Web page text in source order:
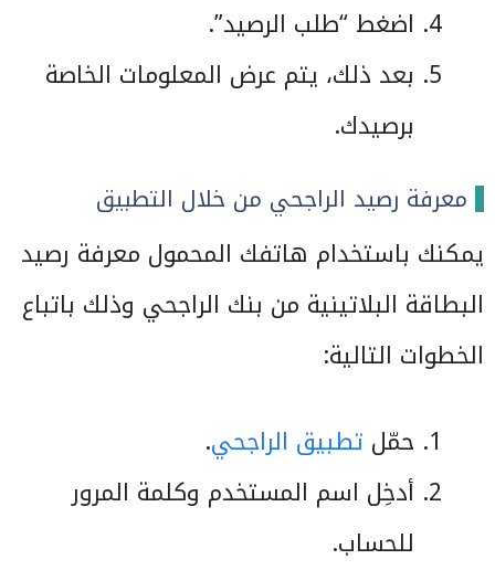
اضغط “طلب الرصيد”.
بعد ذلك، يتم عرض المعلومات الخاصة
برصيدك.
معرفة رصيد الراجحي من خلال التطبيق
يمكنك باستخدام هاتفك المحمول معرفة رصيد
البطاقة البلاتينية من بنك الراجحي وذلك باتباع
الخطوات التالية:
حمّل تطبيق الراجحي.
أدخِل اسم المستخدم وكلمة المرور
للحساب.